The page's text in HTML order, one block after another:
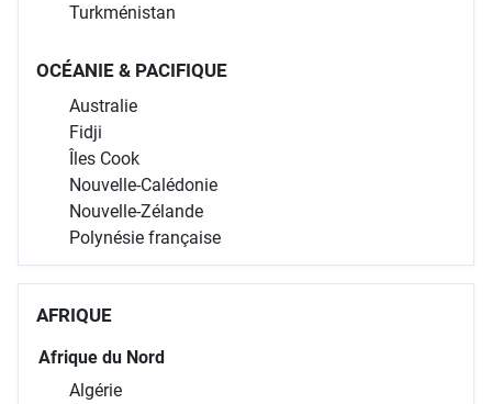
Turkménistan
OCÉANIE & PACIFIQUE
Australie
Fidji
Îles Cook
Nouvelle-Calédonie
Nouvelle-Zélande
Polynésie française
AFRIQUE
Afrique du Nord
Algérie